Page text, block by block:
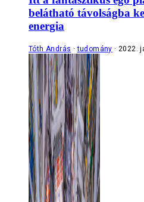
belátható távolságba
energia
Tóth András tudomány 2022.